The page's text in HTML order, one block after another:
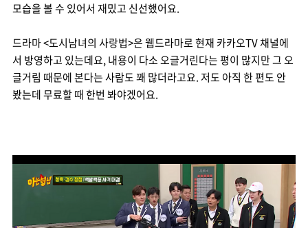
모습을 볼 수 있어서 재밌고 신선했어요.
드라마 <도시남녀의 사랑법>은 웹드라마로 현재 카카오TV 채널에
서 방영하고 있는데요, 내용이 다소 오글거린다는 평이 많지만 그 오
글거림 때문에 본다는 사람도 꽤 많더라고요. 저도 아직 한 편도 안
봤는데 무료할 때 한번 봐야겠어요.